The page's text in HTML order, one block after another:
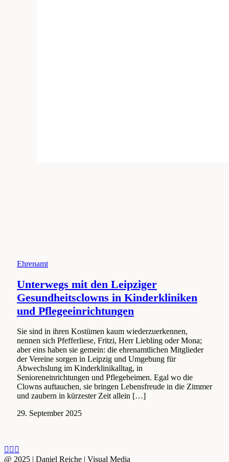
Ehrenamt
Unterwegs mit den Leipziger
Gesundheitsclowns in Kinderkliniken
und Pflegeeinrichtungen
Sie sind in ihren Kostümen kaum wiederzuerkennen,
nennen sich Pfefferliese, Fritzi, Herr Liebling oder Mona;
aber eins haben sie gemein: die ehrenamtlichen Mitglieder
der Vereine sorgen in Leipzig und Umgebung für
Abwechslung im Kinderklinikalltag, in
Senioreneinrichtungen und Pflegeheimen. Egal wo die
Clowns auftauchen, sie bringen Lebensfreude in die Zimmer
und zaubern in kürzester Zeit allein […]
29. September 202529.
YouTube
Vimeo
LinkedIn
Get
in
GooglePlus
Picasa
@ 2025 | Daniel Reiche | Visual Media